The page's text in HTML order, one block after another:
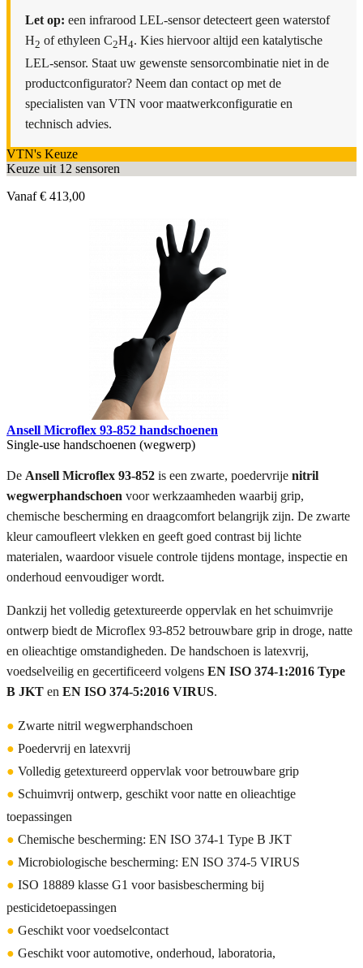
Let op: een infrarood LEL-sensor detecteert geen waterstof
H2 of ethyleen C2H4. Kies hiervoor altijd een katalytische
LEL-sensor. Staat uw gewenste sensorcombinatie niet in de
productconfigurator? Neem dan contact op met de
specialisten van VTN voor maatwerkconfiguratie en
technisch advies.
VTN's Keuze
Keuze uit 12 sensoren
Vanaf € 413,00
Ansell Microflex 93-852 handschoenen
Single-use handschoenen (wegwerp)
De Ansell Microflex 93-852 is een zwarte, poedervrije nitril
wegwerphandschoen voor werkzaamheden waarbij grip,
chemische bescherming en draagcomfort belangrijk zijn. De zwarte
kleur camoufleert vlekken en geeft goed contrast bij lichte
materialen, waardoor visuele controle tijdens montage, inspectie en
onderhoud eenvoudiger wordt.
Dankzij het volledig getextureerde oppervlak en het schuimvrije
ontwerp biedt de Microflex 93-852 betrouwbare grip in droge, natte
en olieachtige omstandigheden. De handschoen is latexvrij,
voedselveilig en gecertificeerd volgens EN ISO 374-1:2016 Type
B JKT en EN ISO 374-5:2016 VIRUS.
● Zwarte nitril wegwerphandschoen
● Poedervrij en latexvrij
● Volledig getextureerd oppervlak voor betrouwbare grip
● Schuimvrij ontwerp, geschikt voor natte en olieachtige
toepassingen
● Chemische bescherming: EN ISO 374-1 Type B JKT
● Microbiologische bescherming: EN ISO 374-5 VIRUS
● ISO 18889 klasse G1 voor basisbescherming bij
pesticidetoepassingen
● Geschikt voor voedselcontact
● Geschikt voor automotive, onderhoud, laboratoria,